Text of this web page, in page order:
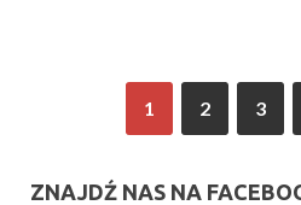
1 2 3
ZNAJDŹ NAS NA